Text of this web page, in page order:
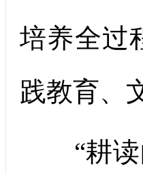
培养全过
践教育、
“耕读